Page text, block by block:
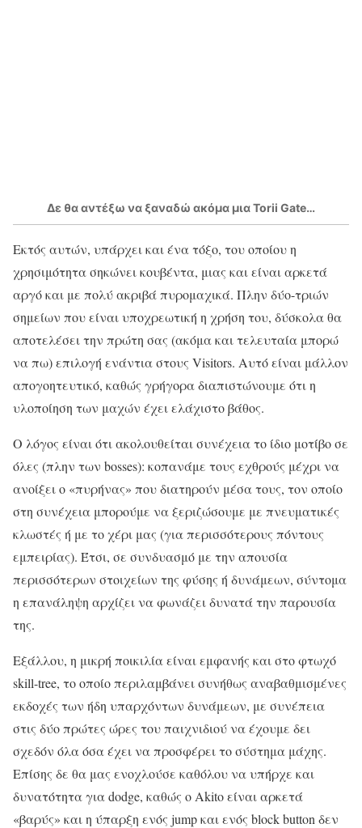
Δε θα αντέξω να ξαναδώ ακόμα μια Torii Gate…
Εκτός αυτών, υπάρχει και ένα τόξο, του οποίου η
χρησιμότητα σηκώνει κουβέντα, μιας και είναι αρκετά
αργό και με πολύ ακριβά πυρομαχικά. Πλην δύο-τριών
σημείων που είναι υποχρεωτική η χρήση του, δύσκολα θα
αποτελέσει την πρώτη σας (ακόμα και τελευταία μπορώ
να πω) επιλογή ενάντια στους Visitors. Αυτό είναι μάλλον
απογοητευτικό, καθώς γρήγορα διαπιστώνουμε ότι η
υλοποίηση των μαχών έχει ελάχιστο βάθος.
Ο λόγος είναι ότι ακολουθείται συνέχεια το ίδιο μοτίβο σε
όλες (πλην των bosses): κοπανάμε τους εχθρούς μέχρι να
ανοίξει ο «πυρήνας» που διατηρούν μέσα τους, τον οποίο
στη συνέχεια μπορούμε να ξεριζώσουμε με πνευματικές
κλωστές ή με το χέρι μας (για περισσότερους πόντους
εμπειρίας). Έτσι, σε συνδυασμό με την απουσία
περισσότερων στοιχείων της φύσης ή δυνάμεων, σύντομα
η επανάληψη αρχίζει να φωνάζει δυνατά την παρουσία
της.
Εξάλλου, η μικρή ποικιλία είναι εμφανής και στο φτωχό
skill-tree, το οποίο περιλαμβάνει συνήθως αναβαθμισμένες
εκδοχές των ήδη υπαρχόντων δυνάμεων, με συνέπεια
στις δύο πρώτες ώρες του παιχνιδιού να έχουμε δει
σχεδόν όλα όσα έχει να προσφέρει το σύστημα μάχης.
Επίσης δε θα μας ενοχλούσε καθόλου να υπήρχε και
δυνατότητα για dodge, καθώς ο Akito είναι αρκετά
«βαρύς» και η ύπαρξη ενός jump και ενός block button δεν